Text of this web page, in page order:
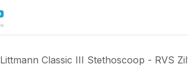
Littmann Classic III Stethoscoop - RVS